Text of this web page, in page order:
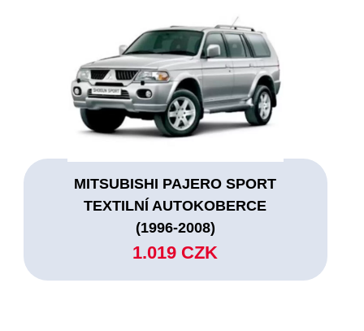
MITSUBISHI PAJERO SPORT
TEXTILNÍ AUTOKOBERCE
(1996-2008)
1.019 CZK